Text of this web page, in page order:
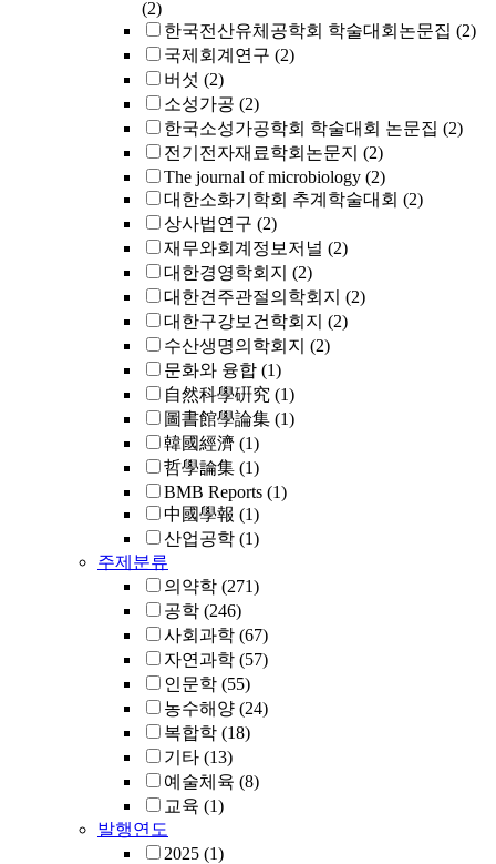
(2)
한국전산유체공학회 학술대회논문집 (2)
국제회계연구 (2)
버섯 (2)
소성가공 (2)
한국소성가공학회 학술대회 논문집 (2)
전기전자재료학회논문지 (2)
The journal of microbiology (2)
대한소화기학회 추계학술대회 (2)
상사법연구 (2)
재무와회계정보저널 (2)
대한경영학회지 (2)
대한견주관절의학회지 (2)
대한구강보건학회지 (2)
수산생명의학회지 (2)
문화와 융합 (1)
自然科學硏究 (1)
圖書館學論集 (1)
韓國經濟 (1)
哲學論集 (1)
BMB Reports (1)
中國學報 (1)
산업공학 (1)
주제분류
의약학 (271)
공학 (246)
사회과학 (67)
자연과학 (57)
인문학 (55)
농수해양 (24)
복합학 (18)
기타 (13)
예술체육 (8)
교육 (1)
발행연도
2025 (1)